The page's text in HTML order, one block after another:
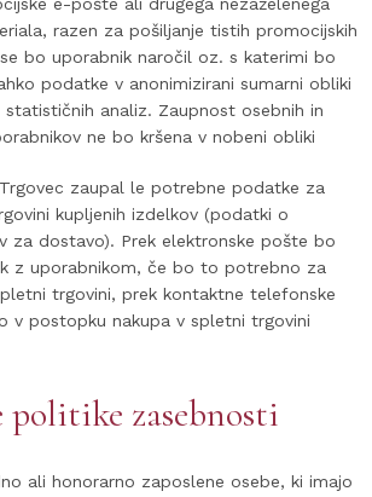
razen za pošiljanje tistih promocijskih
bo uporabnik naročil oz. s katerimi bo
podatke v anonimizirani sumarni obliki
analiz. Zaupnost osebnih in
ne bo kršena v nobeni obliki
zaupal le potrebne podatke za
kupljenih izdelkov (podatki o
za dostavo). Prek elektronske pošte bo
z uporabnikom, če bo to potrebno za
trgovini, prek kontaktne telefonske
v postopku nakupa v spletni trgovini
politike zasebnosti
ali honorarno zaposlene osebe, ki imajo